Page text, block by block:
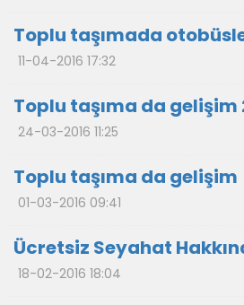
Toplu taşımada
11-04-2016 17:32
Toplu taşıma da gelişim
24-03-2016 11:25
Toplu taşıma da gelişim
01-03-2016 09:41
Ücretsiz Seyahat
18-02-2016 18:04